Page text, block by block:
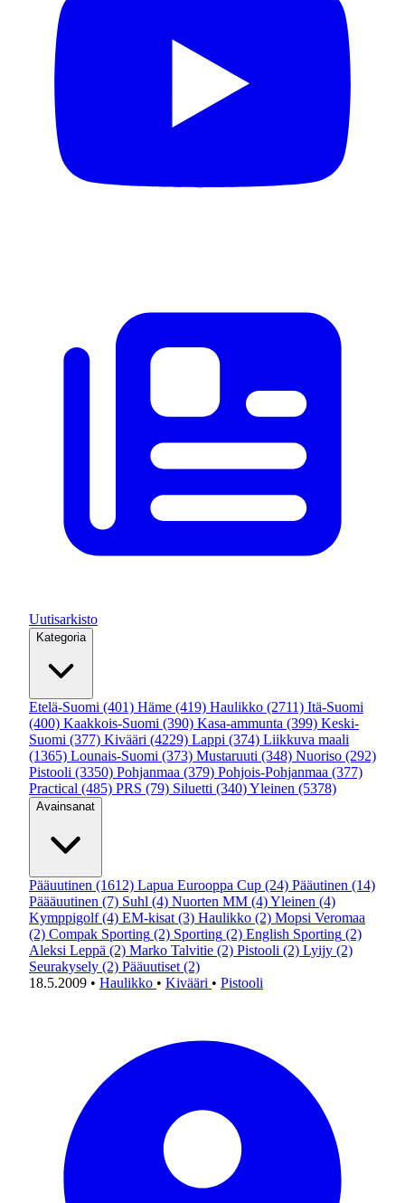
Uutisarkisto
Kategoria
Etelä-Suomi (401) Häme (419) Haulikko (2711) Itä-Suomi
(400) Kaakkois-Suomi (390) Kasa-ammunta (399) Keski-
Suomi (377) Kivääri (4229) Lappi (374) Liikkuva maali
(1365) Lounais-Suomi (373) Mustaruuti (348) Nuoriso (292)
Pistooli (3350) Pohjanmaa (379) Pohjois-Pohjanmaa (377)
Practical (485) PRS (79) Siluetti (340)Yleinen (5378)
Avainsanat
Pääuutinen (1612) Lapua Eurooppa Cup (24) Pääutinen (14)
Päääuutinen (7) Suhl (4) Nuorten MM (4)Yleinen (4)
Kymppigolf (4) EM-kisat (3) Haulikko (2) Mopsi Veromaa
(2) Compak Sporting (2) Sporting (2) English Sporting (2)
Aleksi Leppä (2) Marko Talvitie (2) Pistooli (2) Lyijy (2)
Seurakysely (2) Pääuutiset (2)
18.5.2009 • Haulikko • Kivääri • Pistooli